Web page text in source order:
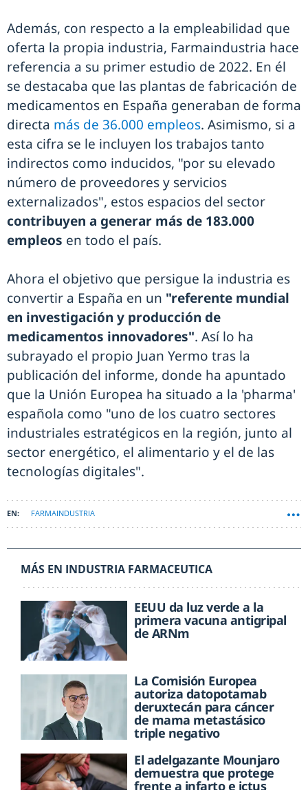
Además, con respecto a la empleabilidad que
oferta la propia industria, Farmaindustria hace
referencia a su primer estudio de 2022. En él
se destacaba que las plantas de fabricación de
medicamentos en España generaban de forma
directa más de 36.000 empleos. Asimismo, si a
esta cifra se le incluyen los trabajos tanto
indirectos como inducidos, "por su elevado
número de proveedores y servicios
externalizados", estos espacios del sector
contribuyen a generar más de 183.000
empleos en todo el país.
Ahora el objetivo que persigue la industria es
convertir a España en un "referente mundial
en investigación y producción de
medicamentos innovadores". Así lo ha
subrayado el propio Juan Yermo tras la
publicación del informe, donde ha apuntado
que la Unión Europea ha situado a la 'pharma'
española como "uno de los cuatro sectores
industriales estratégicos en la región, junto al
sector energético, el alimentario y el de las
tecnologías digitales".
FARMAINDUSTRIA
MÁS EN INDUSTRIA FARMACEUTICA
EEUU da luz verde a la
primera vacuna antigripal
de ARNm
La Comisión Europea
autoriza datopotamab
deruxtecán para cáncer
de mama metastásico
triple negativo
El adelgazante Mounjaro
demuestra que protege
frente a infarto e ictus